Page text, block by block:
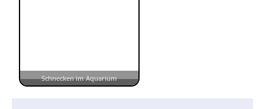
Schnecken im Aquarium